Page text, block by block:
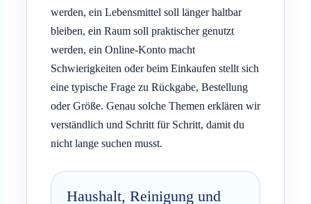
werden, ein Lebensmittel soll länger haltbar
bleiben, ein Raum soll praktischer genutzt
werden, ein Online-Konto macht
Schwierigkeiten oder beim Einkaufen stellt sich
eine typische Frage zu Rückgabe, Bestellung
oder Größe. Genau solche Themen erklären wir
verständlich und Schritt für Schritt, damit du
nicht lange suchen musst.
Haushalt, Reinigung und